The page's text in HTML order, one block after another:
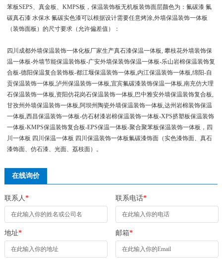
苯板SEPS、真金板、KMPS板，保温装饰板无机板装饰面层颜色为：氟碳漆 氟
碳真石漆 水保水 氟碳实色漆可以根据设计需要任意烤涂,外墙保温装饰一体板
（装饰面板）的尺寸要求（允许偏差值）：
四川成都外墙保温装饰一体化板厂家生产真石漆保温一体板, 攀枝花外墙装饰保
温一体板-外墙节能保温装饰板-广安外墙保装饰保温一体板-乐山岩棉保温装饰复
合板-德阳保温复合装饰板-都江堰保温装饰一体板,内江保温装饰一体板,绵阳-自
贡保温装饰一体板,泸州保温装饰一体板,宜宾氟碳漆装饰保温一体板,南充仿大理
石保温装饰一体板,资阳仿花岗石保温装饰一体板,巴中雅安外墙保温装饰复合板,
甘孜州外墙保温装饰一体板,阿坝州陶瓷外墙保温装饰一体板,达州岩棉装饰保温
一体板,西昌保温装饰一体板-仿石材漆岩棉保温装饰一体板-XPS挤塑板保温装饰
一体板-KMPS保温装饰复合板-EPS保温一体板-聚合聚苯板保温装饰一体板，四
川一体板 四川保温一体板 四川保温装饰一体板氟碳漆饰面（实色漆饰面、真石
漆饰面、仿石漆、光面、荔枝面）。
在线询价
联系人* 联系电话*
地址* 邮箱*